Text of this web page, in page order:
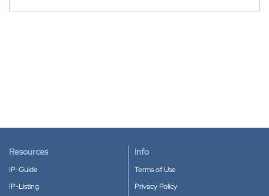
Resources
IP-Guide
IP-Listing
Info
Terms of Use
Privacy Policy